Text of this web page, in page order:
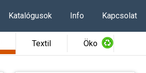
Katalógusok Info Kapcsolat
Textil Öko